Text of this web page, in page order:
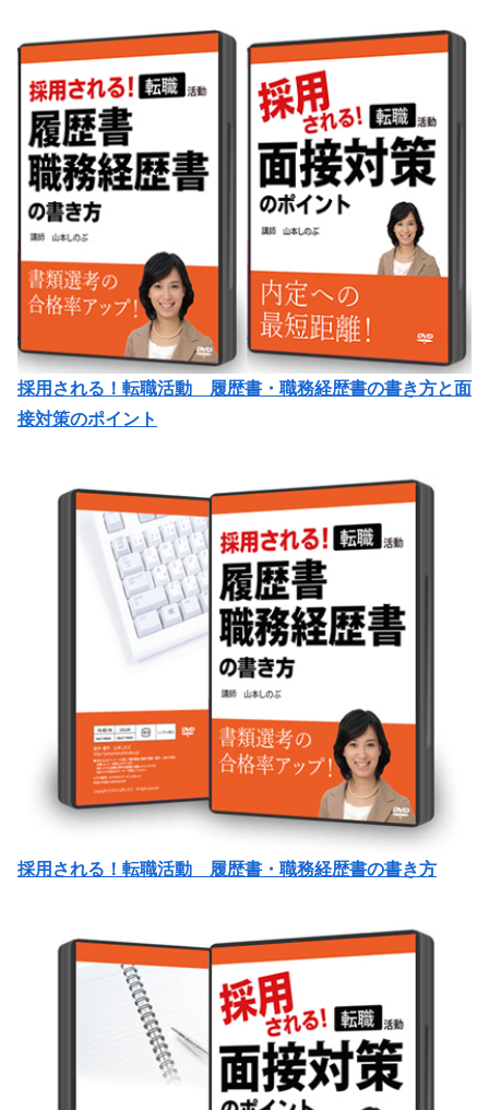
採用される！転職活動 履歴書・職務経歴書の書き方と面
接対策のポイント
採用される！転職活動 履歴書・職務経歴書の書き方